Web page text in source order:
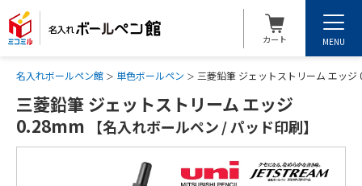
カート MENU
名入れボールペン館 単色ボールペン 三菱鉛筆 ジェットストリーム エッ
三菱鉛筆 ジェットストリーム エッジ
0.28mm
【名入れボールペン / パッド印刷】